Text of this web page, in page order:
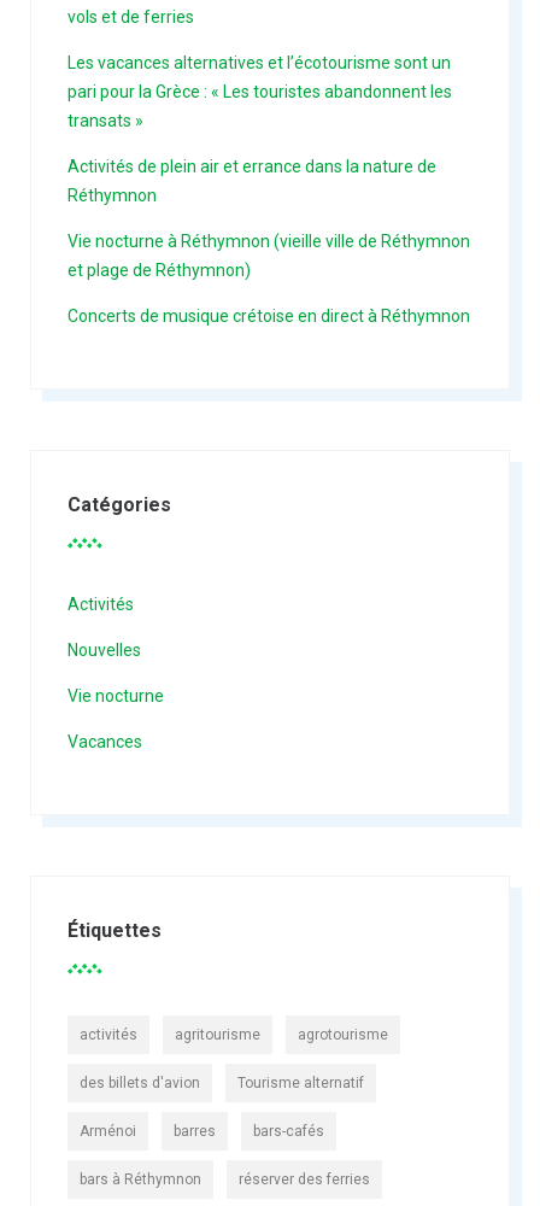
vols et de ferries
Les vacances alternatives et l’écotourisme sont un
pari pour la Grèce : « Les touristes abandonnent les
transats »
Activités de plein air et errance dans la nature de
Réthymnon
Vie nocturne à Réthymnon (vieille ville de Réthymnon
et plage de Réthymnon)
Concerts de musique crétoise en direct à Réthymnon
Catégories
Activités
Nouvelles
Vie nocturne
Vacances
Étiquettes
activités agritourisme agrotourisme
des billets d'avion Tourisme alternatif
Arménoi barres bars-cafés
bars à Réthymnon réserver des ferries